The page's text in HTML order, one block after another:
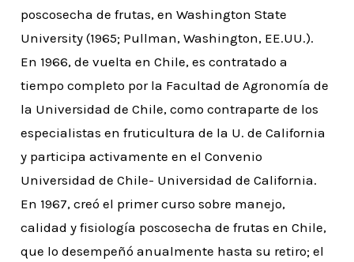
poscosecha de frutas, en Washington State
University (1965; Pullman, Washington, EE.UU.).
En 1966, de vuelta en Chile, es contratado a
tiempo completo por la Facultad de Agronomía de
la Universidad de Chile, como contraparte de los
especialistas en fruticultura de la U. de California
y participa activamente en el Convenio
Universidad de Chile- Universidad de California.
En 1967, creó el primer curso sobre manejo,
calidad y fisiología poscosecha de frutas en Chile,
que lo desempeñó anualmente hasta su retiro; el